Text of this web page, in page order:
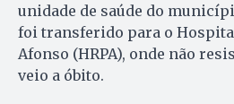
unidade de saúde do
foi transferido para o
Afonso (HRPA), onde não
veio a óbito.